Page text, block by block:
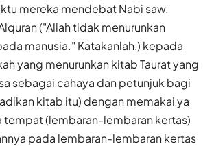
mereka mendebat Nabi saw.
("Allah tidak menurunkan
manusia." Katakanlah,) kepada
yang menurunkan kitab Taurat yang
sebagai cahaya dan petunjuk bagi
kitab itu) dengan memakai ya
tempat (lembaran-lembaran kertas)
pada lembaran-lembaran kertas